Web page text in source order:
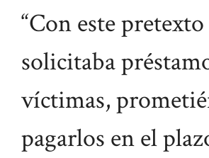
“Con este pretexto
solicitaba
víctimas,
pagarlos en el